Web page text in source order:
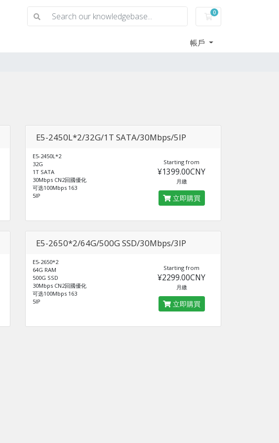
0
購物車
帳戶
E5-2450L*2/32G/1T SATA/30Mbps/5IP
E5-2450L*2
32G
1T SATA
30Mbps CN2回國優化
可选100Mbps 163
5IP
Starting from
¥1399.00CNY
月繳
立即購買
E5-2650*2/64G/500G SSD/30Mbps/3IP
E5-2650*2
64G RAM
500G SSD
30Mbps CN2回國優化
可选100Mbps 163
5IP
Starting from
¥2299.00CNY
月繳
立即購買